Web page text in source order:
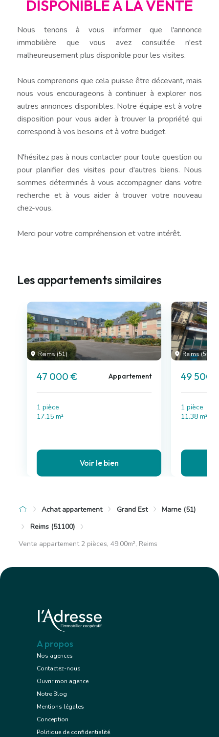
DISPONIBLE A LA VENTE
Nous tenons à vous informer que l'annonce
immobilière que vous avez consultée n'est
malheureusement plus disponible pour les visites.
Nous comprenons que cela puisse être décevant, mais
nous vous encourageons à continuer à explorer nos
autres annonces disponibles. Notre équipe est à votre
disposition pour vous aider à trouver la propriété qui
correspond à vos besoins et à votre budget.
N'hésitez pas à nous contacter pour toute question ou
pour planifier des visites pour d'autres biens. Nous
sommes déterminés à vous accompagner dans votre
recherche et à vous aider à trouver votre nouveau
chez-vous.
Merci pour votre compréhension et votre intérêt.
Les appartements similaires
Reims (51)
47 000 € Appartement
1 pièce
17.15 m²
Voir le bien
Reims (51)
49 500
1 pièce
11.38 m²
Achat appartement Grand Est
Marne (51)
Reims (51100)
Vente appartement 2 pièces, 49.00m², Reims
A propos
Nos agences
Contactez-nous
Ouvrir mon agence
Notre Blog
Mentions légales
Conception
Politique de confidentialité